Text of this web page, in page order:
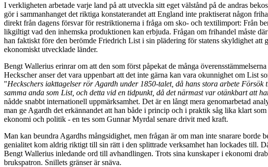
I verkligheten arbetade varje land på att utveckla sitt eget välstånd på de andras
gör i sammanhanget det riktiga konstaterandet att England inte praktiserat någon
direkt från dagens försvar för restriktionerna i fråga om sko- och textilimport: Från
likgiltigt vad den inhemska produktionen kan erbjuda. Frågan om frihandel måste
han faktiskt före den berömde Friedrich List i sin plädering för statens skyldighet
ekonomiskt utvecklade länder.
Bengt Wallerius erinrar om att den som först påpekat de många
Heckscher anser det vara uppenbart att det inte gärna kan vara okunnighet om
"Heckschers iakttagelser rör Agardh under 1850-talet, då hans stora arbete
samma anda som List, och detta vid en tidpunkt, då det närmast var otänkbart att
nådde snabbt internationell uppmärksamhet. Det är en långt mera genomarbetad
man ge Agardh det erkännandet att han både i princip och i praktik såg lika klart
ekonomi och politik - en tes som Gunnar Myrdal senare drivit med kraft.
Man kan beundra Agardhs mångsidighet, men frågan är om man inte snarare borde
genialitet kom aldrig riktigt till sin rätt i den splittrade verksamhet han lockades till.
Bengt Wallerius inledande ord till avhandlingen. Trots sina kunskaper i ekonomi
brukspatron. Snillets gränser är snäva.